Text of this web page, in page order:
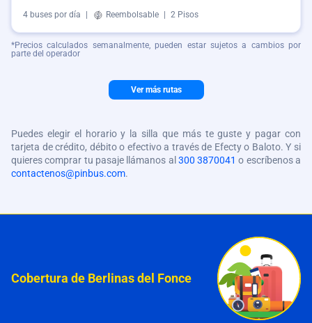
4 buses por día Reembolsable 2 Pisos
*Precios calculados semanalmente, pueden estar sujetos a cambios por
parte del operador
Ver más rutas
Puedes elegir el horario y la silla que más te guste y pagar con
tarjeta de crédito, débito o efectivo a través de Efecty o Baloto. Y si
quieres comprar tu pasaje llámanos al 300 3870041 o escríbenos a
contactenos@pinbus.com.
Cobertura de Berlinas del Fonce